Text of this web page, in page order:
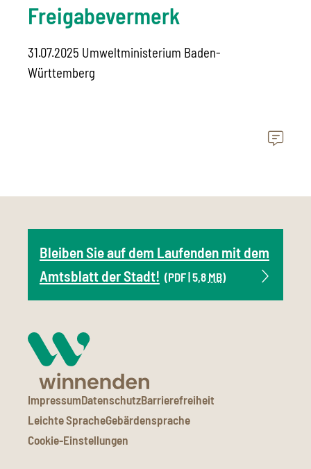
Freigabevermerk
31.07.2025 Umweltministerium Baden-
Württemberg
Bleiben Sie auf dem Laufenden mit dem
Amtsblatt der Stadt! (PDF | 5,8 MB)
ImpressumDatenschutzBarrierefreiheit
Leichte SpracheGebärdensprache
Cookie-Einstellungen